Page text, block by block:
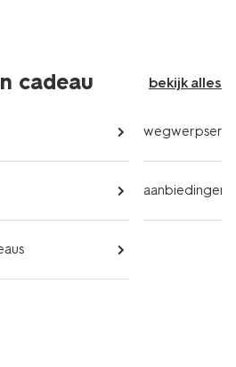
cadeau bekijk alles
aanbiedingen